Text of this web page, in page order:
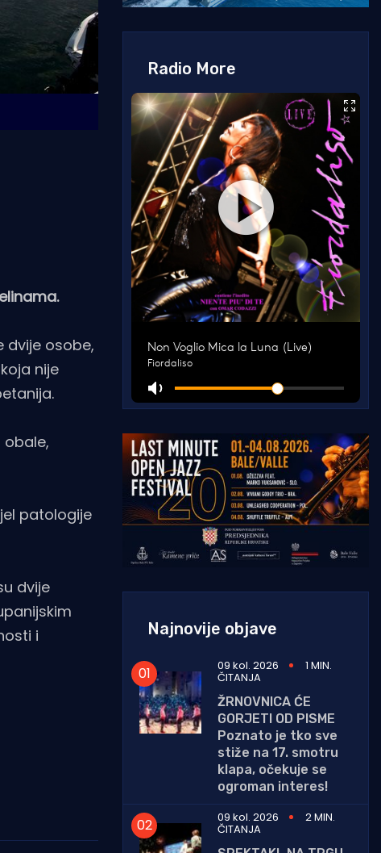
dvije osobe,
nije
patologije
dvije
i
Radio More
Najnovije objave
09 kol. 2026 1 MIN.
ČITANJA
ŽRNOVNICA ĆE
GORJETI OD PISME
Poznato je tko sve
stiže na 17. smotru
klapa, očekuje se
ogroman interes!
09 kol. 2026
2 MIN.
ČITANJA